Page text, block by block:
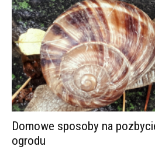
Domowe sposoby na
ogrodu